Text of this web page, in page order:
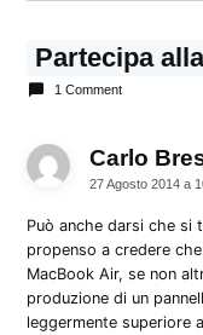
Partecipa
1 Comment
Carlo
27 Agosto 2014 a
Può anche darsi che si
propenso a credere
MacBook Air, se non
produzione di un
leggermente superiore